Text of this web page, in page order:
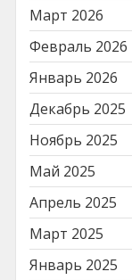
Март 2026
Февраль 2026
Январь 2026
Декабрь 2025
Ноябрь 2025
Май 2025
Апрель 2025
Март 2025
Январь 2025